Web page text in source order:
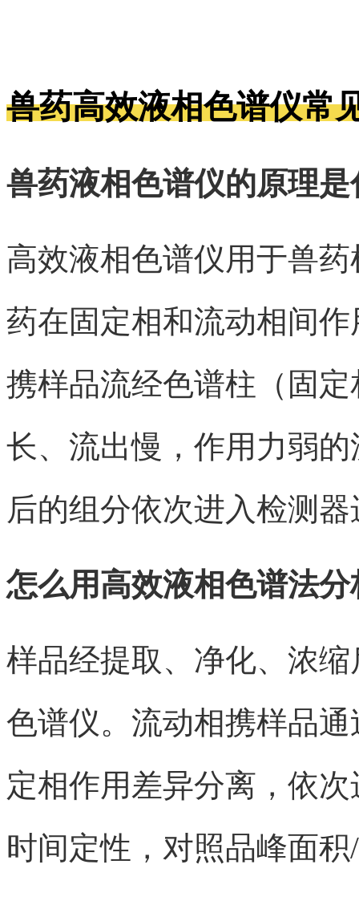
兽药高效液相色谱仪常
兽药液相色谱仪的原理是
高效液相色谱仪用于兽
药在固定相和流动相间
携样品流经色谱柱（固
长、流出慢，作用力弱
后的组分依次进入检测
怎么用高效液相色谱法
样品经提取、净化、浓
色谱仪。流动相携样品
定相作用差异分离，依
时间定性，对照品峰面